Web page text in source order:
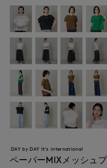
DAY by DAY It's international
ペーパーMIXメッシュ